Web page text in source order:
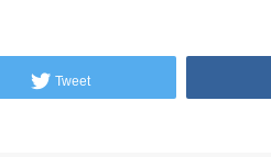
Tweet